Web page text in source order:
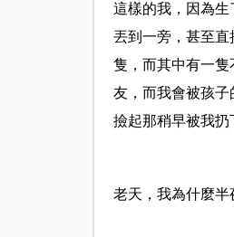
這樣的我，因為
丟到一旁，甚至直
隻，而其中有一隻
友，而我會被孩
撿起那稍早被我扔
老天，我為什麼半